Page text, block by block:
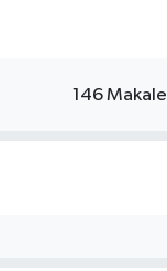
146 Makale